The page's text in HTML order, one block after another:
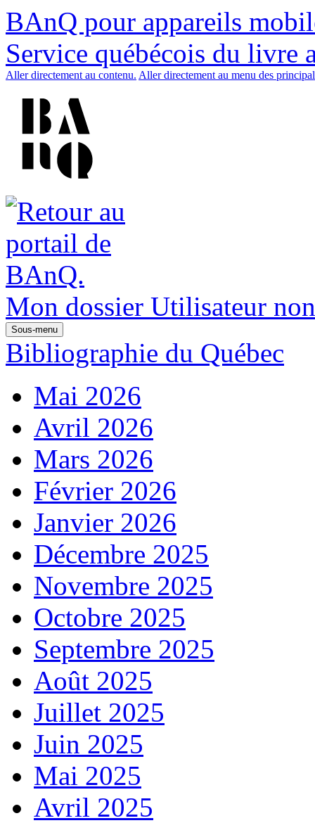
BAnQ pour appareils
Service québécois du livre
Aller directement au contenu. Aller directement au menu des
Mon dossier Utilisateur
Sous-menu
Bibliographie du Québec
Mai 2026
Avril 2026
Mars 2026
Février 2026
Janvier 2026
Décembre 2025
Novembre 2025
Octobre 2025
Septembre 2025
Août 2025
Juillet 2025
Juin 2025
Mai 2025
Avril 2025